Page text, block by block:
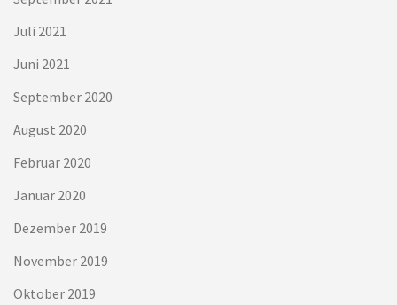
Juli 2021
Juni 2021
September 2020
August 2020
Februar 2020
Januar 2020
Dezember 2019
November 2019
Oktober 2019